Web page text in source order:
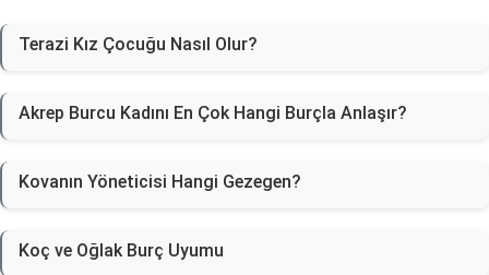
Terazi Kız Çocuğu Nasıl Olur?
Akrep Burcu Kadını En Çok Hangi Burçla Anlaşır?
Kovanın Yöneticisi Hangi Gezegen?
Koç ve Oğlak Burç Uyumu